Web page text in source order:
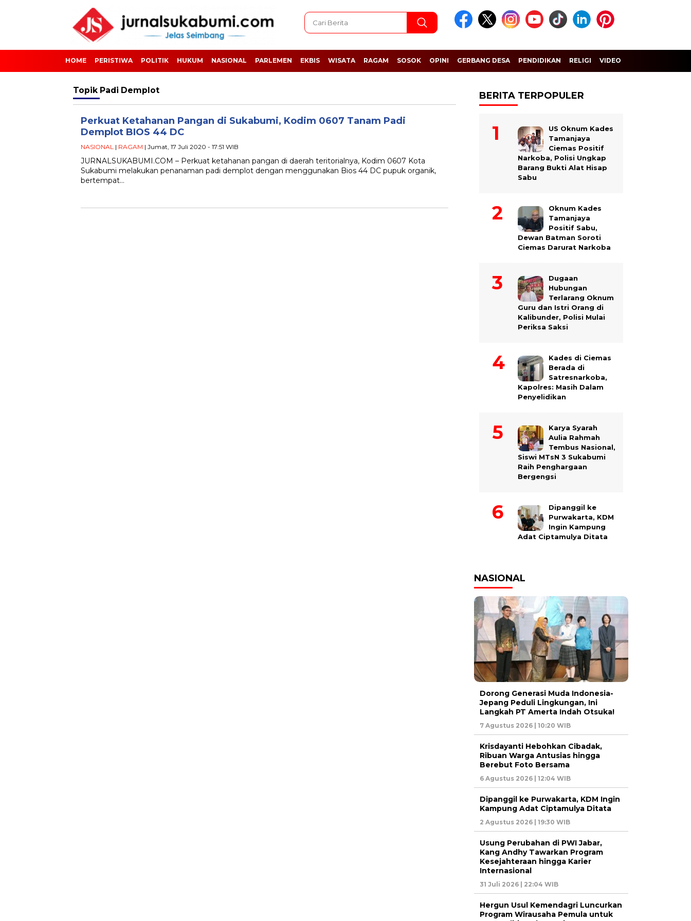
HOME PERISTIWA POLITIK HUKUM NASIONAL PARLEMEN EKBIS WISATA RAGAM SOSOK OPINI GERBANG DESA PENDIDIKAN RELIGI VIDEO
Topik Padi Demplot
Perkuat Ketahanan Pangan di Sukabumi, Kodim 0607 Tanam Padi
Demplot BIOS 44 DC
NASIONAL | RAGAM | Jumat, 17 Juli 2020 - 17:51 WIB
JURNALSUKABUMI.COM – Perkuat ketahanan pangan di daerah teritorialnya, Kodim 0607 Kota
Sukabumi melakukan penanaman padi demplot dengan menggunakan Bios 44 DC pupuk organik,
bertempat…
BERITA TERPOPULER
US Oknum Kades
Tamanjaya
Ciemas Positif
Narkoba, Polisi Ungkap
Barang Bukti Alat Hisap
Sabu
Oknum Kades
Tamanjaya
Positif Sabu,
Dewan Batman Soroti
Ciemas Darurat Narkoba
Dugaan
Hubungan
Terlarang Oknum
Guru dan Istri Orang di
Kalibunder, Polisi Mulai
Periksa Saksi
Kades di Ciemas
Berada di
Satresnarkoba,
Kapolres: Masih Dalam
Penyelidikan
Karya Syarah
Aulia Rahmah
Tembus Nasional,
Siswi MTsN 3 Sukabumi
Raih Penghargaan
Bergengsi
Dipanggil ke
Purwakarta, KDM
Ingin Kampung
Adat Ciptamulya Ditata
NASIONAL
Dorong Generasi Muda Indonesia-
Jepang Peduli Lingkungan, Ini
Langkah PT Amerta Indah Otsuka!
7 Agustus 2026 | 10:20 WIB
Krisdayanti Hebohkan Cibadak,
Ribuan Warga Antusias hingga
Berebut Foto Bersama
6 Agustus 2026 | 12:04 WIB
Dipanggil ke Purwakarta, KDM Ingin
Kampung Adat Ciptamulya Ditata
2 Agustus 2026 | 19:30 WIB
Usung Perubahan di PWI Jabar,
Kang Andhy Tawarkan Program
Kesejahteraan hingga Karier
Internasional
31 Juli 2026 | 22:04 WIB
Hergun Usul Kemendagri Luncurkan
Program Wirausaha Pemula untuk